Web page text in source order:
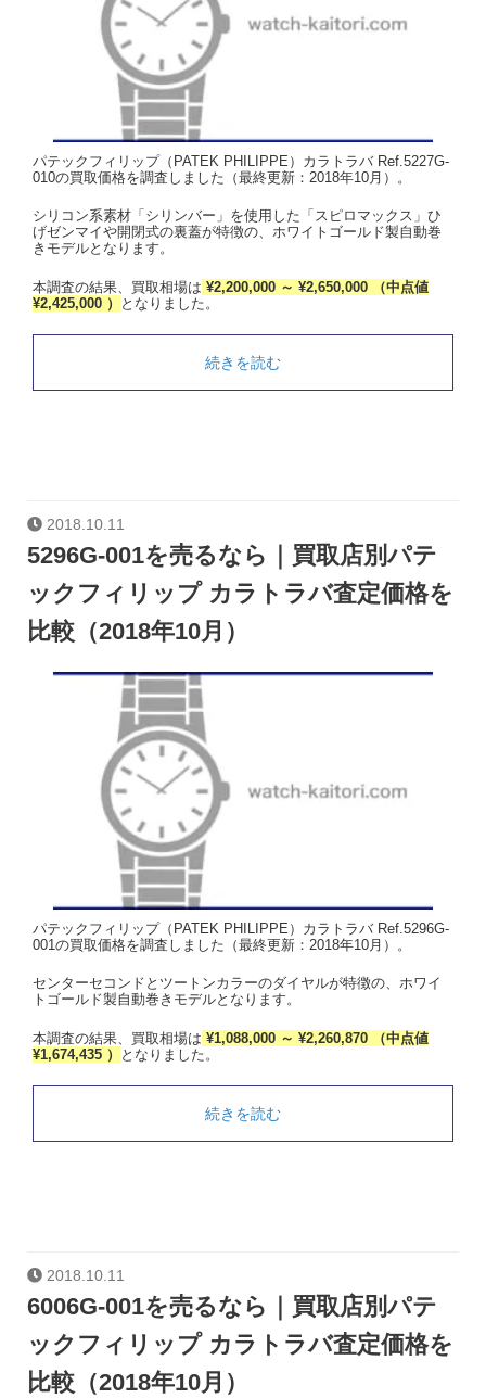
パテックフィリップ（PATEK PHILIPPE）カラトラバ Ref.5227G-
010の買取価格を調査しました（最終更新：2018年10月）。
シリコン系素材「シリンバー」を使用した「スピロマックス」ひ
げゼンマイや開閉式の裏蓋が特徴の、ホワイトゴールド製自動巻
きモデルとなります。
本調査の結果、買取相場は ¥2,200,000 ～ ¥2,650,000 （中点値
¥2,425,000 ）
となりました。
続きを読む
2018.10.11
5296G-001を売るなら｜買取店別パテ
ックフィリップ カラトラバ査定価格を
比較（2018年10月）
パテックフィリップ（PATEK PHILIPPE）カラトラバ Ref.5296G-
001の買取価格を調査しました（最終更新：2018年10月）。
センターセコンドとツートンカラーのダイヤルが特徴の、ホワイ
トゴールド製自動巻きモデルとなります。
本調査の結果、買取相場は ¥1,088,000 ～ ¥2,260,870 （中点値
¥1,674,435 ）
となりました。
続きを読む
2018.10.11
6006G-001を売るなら｜買取店別パテ
ックフィリップ カラトラバ査定価格を
比較（2018年10月）